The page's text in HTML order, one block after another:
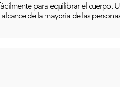
para equilibrar el
de la mayoría de las